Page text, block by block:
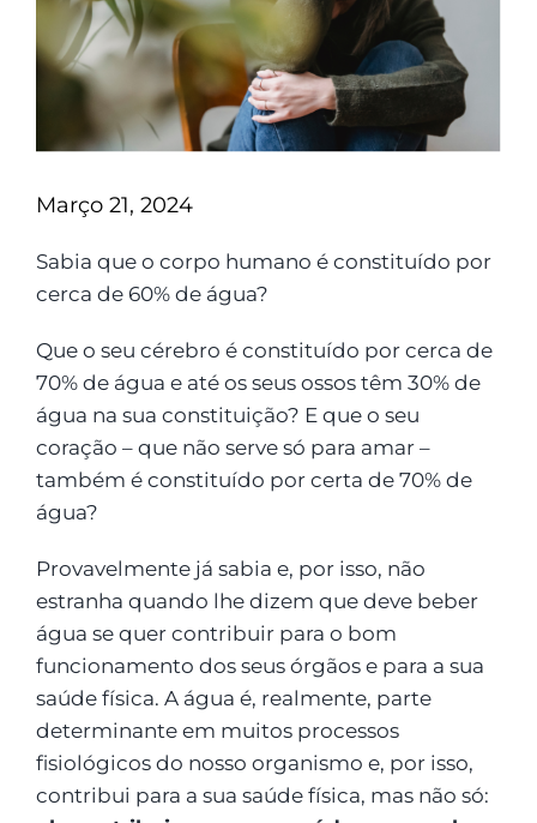
Março 21, 2024
Sabia que o corpo humano é constituído por
cerca de 60% de água?
Que o seu cérebro é constituído por cerca de
70% de água e até os seus ossos têm 30% de
água na sua constituição? E que o seu
coração – que não serve só para amar –
também é constituído por certa de 70% de
água?
Provavelmente já sabia e, por isso, não
estranha quando lhe dizem que deve beber
água se quer contribuir para o bom
funcionamento dos seus órgãos e para a sua
saúde física. A água é, realmente, parte
determinante em muitos processos
fisiológicos do nosso organismo e, por isso,
contribui para a sua saúde física, mas não só: